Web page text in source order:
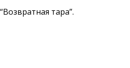
тара”.